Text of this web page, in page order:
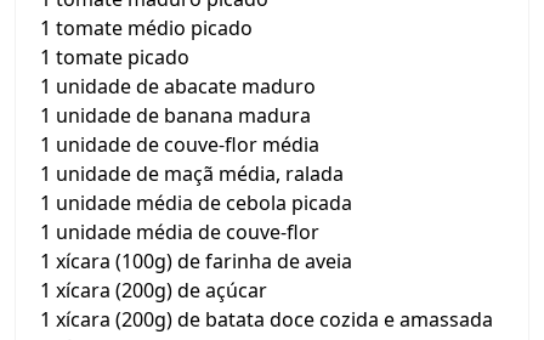
1 tomate médio picado
1 tomate picado
1 unidade de abacate maduro
1 unidade de banana madura
1 unidade de couve-flor média
1 unidade de maçã média, ralada
1 unidade média de cebola picada
1 unidade média de couve-flor
1 xícara (100g) de farinha de aveia
1 xícara (200g) de açúcar
1 xícara (200g) de batata doce cozida e amassada